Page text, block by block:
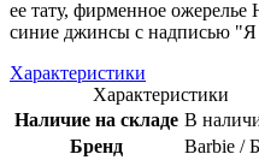
ее тату, фирменное ожерелье
синие джинсы с надписью
Характеристики
Характеристики
Наличие на складе В
Бренд
Barbie /